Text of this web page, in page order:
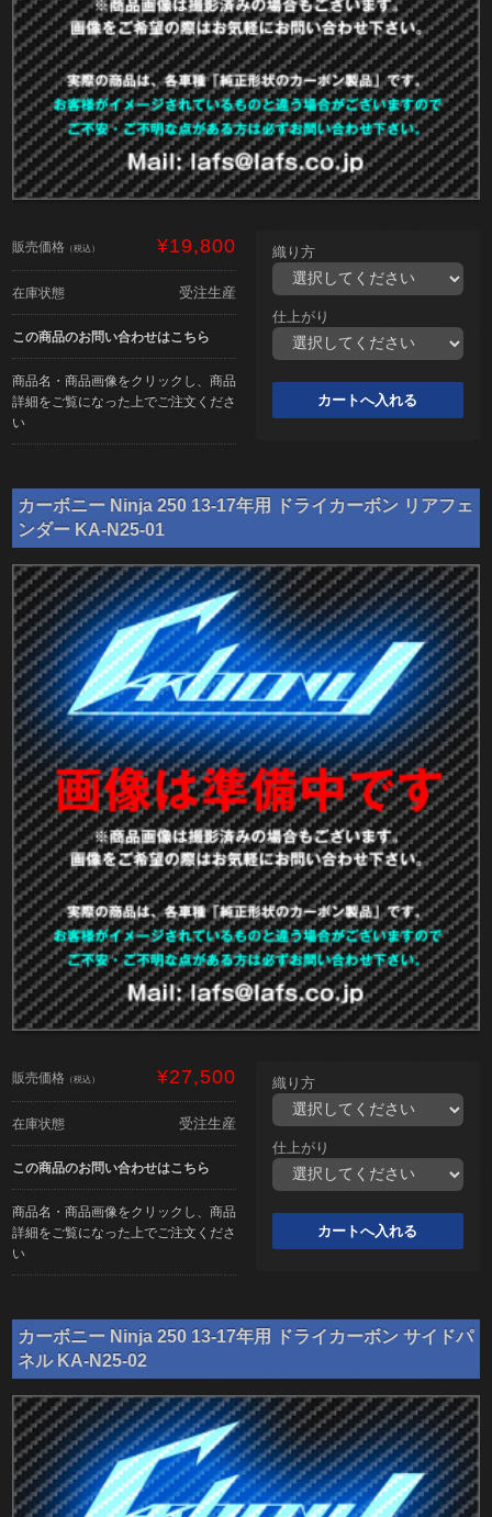
販売価格 （税込） ¥19,800
在庫状態 受注生産
この商品のお問い合わせはこちら
商品名・商品画像をクリックし、商品
詳細をご覧になった上でご注文くださ
い
織り方
仕上がり
カーボニー Ninja 250 13-17年用 ドライカーボン リアフェ
ンダー KA-N25-01
販売価格 （税込） ¥27,500
在庫状態 受注生産
この商品のお問い合わせはこちら
商品名・商品画像をクリックし、商品
詳細をご覧になった上でご注文くださ
い
織り方
仕上がり
カーボニー Ninja 250 13-17年用 ドライカーボン サイドパ
ネル KA-N25-02